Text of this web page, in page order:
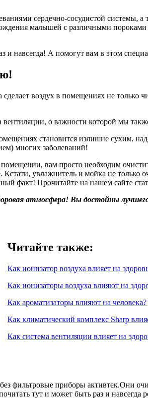
сердечно-сосудистой
малышей с различными
и навсегда! А помогут вам в этом
воздух в помещениях не
о важности которой мы
становится излишне сухим,
многих заболеваний!
вам просто необходим
увлажнитель и мойка не
факт! Прочитайте на нашем сайте
атмосфера! Вы достойны
Читайте также:
Как ионизатор воздуха влияет на
Как ионизаторы воздуха влияют на
Как ароматизаторы влияют на человека?
Как климатический комплекс Sharp
Как система вентиляции влияет на
фильтровые приборы активтек.Они
тут и может быть раз и